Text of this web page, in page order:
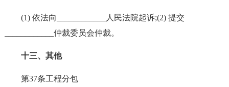
(1) 依法向____________人民法院起诉;(2) 提交
____________仲裁委员会仲裁。
十三、其他
第37条工程分包